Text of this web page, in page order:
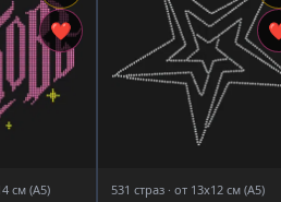
❤
см (A5) 531 страз · от 13x12 см (A5)